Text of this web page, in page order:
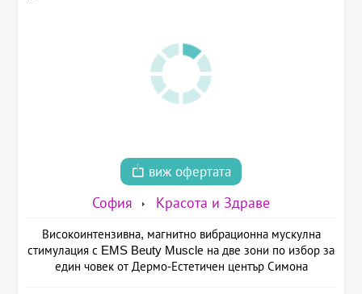
виж офертата
София Красота и Здраве
Високоинтензивна, магнитно вибрационна мускулна
стимулация с EMS Beuty Musclе на две зони по избор за
един човек от Дермо-Естетичен център Симона